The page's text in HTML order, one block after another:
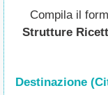
Compila il
Strutture
Destinazione